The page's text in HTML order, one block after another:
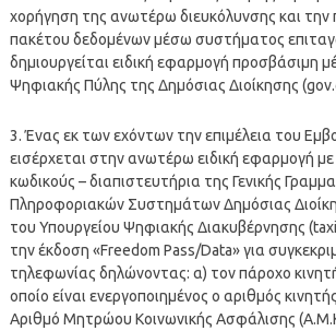
χορήγηση της ανωτέρω διευκόλυνσης και
πακέτου δεδομένων μέσω συστήματος
δημιουργείται ειδική εφαρμογή προσβάσιμη
Ψηφιακής Πύλης της Δημόσιας Διοίκησης
3. Ένας εκ των εχόντων την επιμέλεια του
εισέρχεται στην ανωτέρω ειδική εφαρμογή
κωδικούς – διαπιστευτήρια της Γενικής
Πληροφοριακών Συστημάτων Δημόσιας
του Υπουργείου Ψηφιακής Διακυβέρνησης
την έκδοση «Freedom Pass/Data» για
τηλεφωνίας δηλώνοντας: α) τον πάροχο
οποίο είναι ενεργοποιημένος ο αριθμός
Αριθμό Μητρώου Κοινωνικής Ασφάλισης